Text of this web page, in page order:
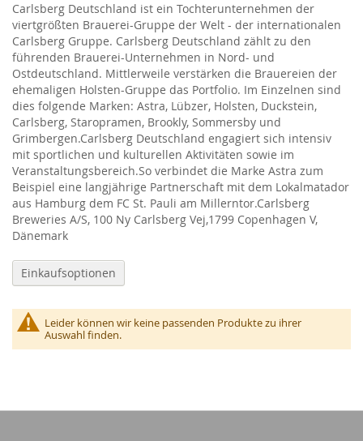
Carlsberg Deutschland ist ein Tochterunternehmen der
viertgrößten Brauerei-Gruppe der Welt - der internationalen
Carlsberg Gruppe. Carlsberg Deutschland zählt zu den
führenden Brauerei-Unternehmen in Nord- und
Ostdeutschland. Mittlerweile verstärken die Brauereien der
ehemaligen Holsten-Gruppe das Portfolio. Im Einzelnen sind
dies folgende Marken: Astra, Lübzer, Holsten, Duckstein,
Carlsberg, Staropramen, Brookly, Sommersby und
Grimbergen.Carlsberg Deutschland engagiert sich intensiv
mit sportlichen und kulturellen Aktivitäten sowie im
Veranstaltungsbereich.So verbindet die Marke Astra zum
Beispiel eine langjährige Partnerschaft mit dem Lokalmatador
aus Hamburg dem FC St. Pauli am Millerntor.Carlsberg
Breweries A/S, 100 Ny Carlsberg Vej,1799 Copenhagen V,
Dänemark
Leider können wir keine passenden Produkte zu ihrer
Auswahl finden.
Einkaufsoptionen